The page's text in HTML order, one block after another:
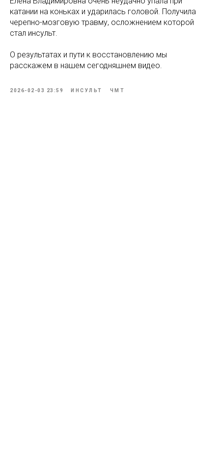
катании на коньках и ударилась головой. Получила
черепно-мозговую травму, осложнением которой
стал инсульт.
О результатах и пути к восстановлению мы
расскажем в нашем сегодняшнем видео.
2026-02-03 23:59 ИНСУЛЬТ ЧМТ